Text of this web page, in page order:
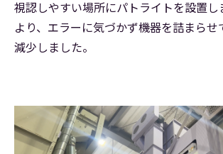
視認しやすい場所にパトライトを設置し
より、エラーに気づかず機器を詰まらせ
減少しました。